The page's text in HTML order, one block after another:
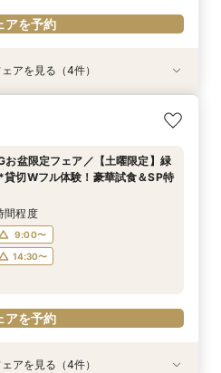
アを予約
トとの結婚式≫ペットも安心まる
12:00〜
を予約
希望の方】都心で叶う海外ウエ
食
12:00〜
を予約
◎「即決なし」アップ額が少ない
12:00〜
を予約
特典付】シェフ渾身和牛コース
験
12:00〜
を予約
アを見る（4件）
お盆限定フェア／【土曜限定】緑
切Wフル体験！豪華試食＆SP特
間程度
9:00〜
14:30〜
アを予約
アを見る（4件）